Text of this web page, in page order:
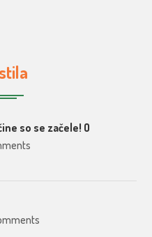
so se začele! O